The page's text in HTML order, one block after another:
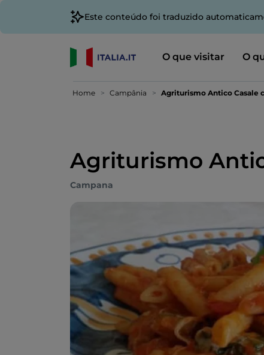
Este conteúdo foi traduzido
O que visitar O
Home Campânia Agriturismo Antico Casale
Agriturismo
Campana